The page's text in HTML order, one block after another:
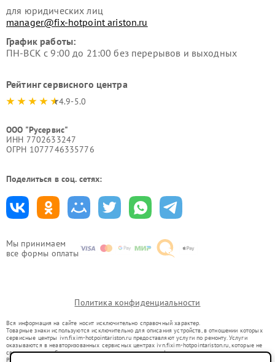
Мы принимаем
все формы оплаты
для юридических лиц
manager@fix-hotpoint ariston.ru
График работы:
ПН-ВСК с 9:00 до 21:00 без перерывов и выходных
Рейтинг сервисного центра
4.9-5.0
ООО "Русервис"
ИНН 7702633247
ОГРН 1077746335776
Поделиться в соц. сетях:
Политика конфиденциальности
Вся информация на сайте носит исключительно справочный характер.
Товарные знаки используются исключительно для описания устройств, в отношении которых
сервисные центры ivn.fixim-hotpointariston.ru предоставляют услуги по ремонту. Услуги
оказываются в неавторизованных сервисных центрах ivn.fixim-hotpointariston.ru, которые не
связаны с правообладателями товарных знаков или их официальными представителями.
Ремонт осуществляется для устройств, уже введенных в гражданский оборот в соответствии